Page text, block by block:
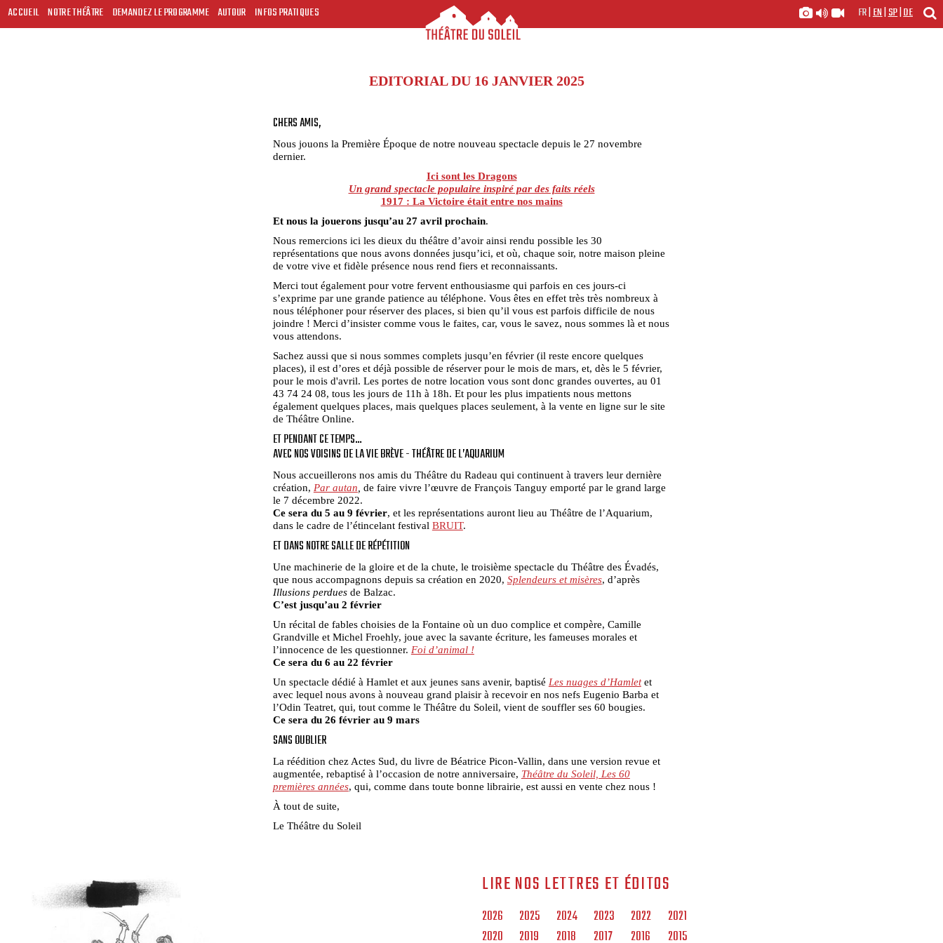
ACCUEIL NOTRE THÉÂTRE DEMANDEZ LE PROGRAMME AUTOUR INFOS PRATIQUES FR|EN|SP|DE
EDITORIAL DU 16 JANVIER 2025
CHERS AMIS,
Nous jouons la Première Époque de notre nouveau spectacle depuis le 27 novembre
dernier.
Ici sont les Dragons
Un grand spectacle populaire inspiré par des faits réels
1917 : La Victoire était entre nos mains
Et nous la jouerons jusqu’au 27 avril prochain.
Nous remercions ici les dieux du théâtre d’avoir ainsi rendu possible les 30
représentations que nous avons données jusqu’ici, et où, chaque soir, notre maison pleine
de votre vive et fidèle présence nous rend fiers et reconnaissants.
Merci tout également pour votre fervent enthousiasme qui parfois en ces jours-ci
s’exprime par une grande patience au téléphone. Vous êtes en effet très très nombreux à
nous téléphoner pour réserver des places, si bien qu’il vous est parfois difficile de nous
joindre ! Merci d’insister comme vous le faites, car, vous le savez, nous sommes là et nous
vous attendons.
Sachez aussi que si nous sommes complets jusqu’en février (il reste encore quelques
places), il est d’ores et déjà possible de réserver pour le mois de mars, et, dès le 5 février,
pour le mois d'avril. Les portes de notre location vous sont donc grandes ouvertes, au 01
43 74 24 08, tous les jours de 11h à 18h. Et pour les plus impatients nous mettons
également quelques places, mais quelques places seulement, à la vente en ligne sur le site
de Théâtre Online.
ET PENDANT CE TEMPS…
AVEC NOS VOISINS DE LA VIE BRÈVE - THÉÂTRE DE L’AQUARIUM
Nous accueillerons nos amis du Théâtre du Radeau qui continuent à travers leur dernière
création, Par autan de faire vivre l’œuvre de François Tanguy emporté par le grand large
le 7 décembre 2022.
Ce sera du 5 au 9 février, et les représentations auront lieu au Théâtre de l’Aquarium,
dans le cadre de l’étincelant festival BRUIT.
ET DANS NOTRE SALLE DE RÉPÉTITION
Une machinerie de la gloire et de la chute, le troisième spectacle du Théâtre des Évadés,
que nous accompagnons depuis sa création en 2020, Splendeurs et misères, d’après
Illusions perduesde Balzac.
C’est jusqu’au 2 février
Un récital de fables choisies de la Fontaine où un duo complice et compère, Camille
Grandville et Michel Froehly, joue avec la savante écriture, les fameuses morales et
l’innocence de les questionner. Foi d’animal !
Ce sera du 6 au 22 février
Un spectacle dédié à Hamlet et aux jeunes sans avenir, baptisé Les nuages d’Hamlet et
avec lequel nous avons à nouveau grand plaisir à recevoir en nos nefs Eugenio Barba et
l’Odin Teatret, qui, tout comme le Théâtre du Soleil, vient de souffler ses 60 bougies.
Ce sera du 26 février au 9 mars
SANS OUBLIER
La réédition chez Actes Sud, du livre de Béatrice Picon-Vallin, dans une version revue et
augmentée, rebaptisé à l’occasion de notre anniversaire, Théâtre du Soleil, Les 60
premières années, qui, comme dans toute bonne librairie, est aussi en vente chez nous !
À tout de suite,
Le Théâtre du Soleil
LIRE NOS LETTRES ET ÉDITOS
2026 2025 2024 2023 2022
2021
2020
2019 2018 2017 2016 2015